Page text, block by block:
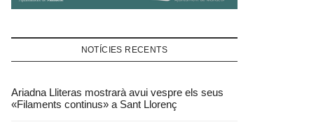
NOTÍCIES RECENTS
Ariadna Lliteras mostrarà avui vespre els seus
«Filaments continus» a Sant Llorenç